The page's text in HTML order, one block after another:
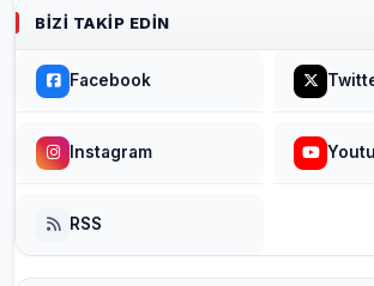
BIZI TAKIP EDIN
Facebook
Instagram
RSS